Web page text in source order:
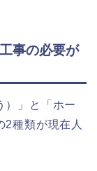
事の必要が
）」と「ホー
2種類が現在人